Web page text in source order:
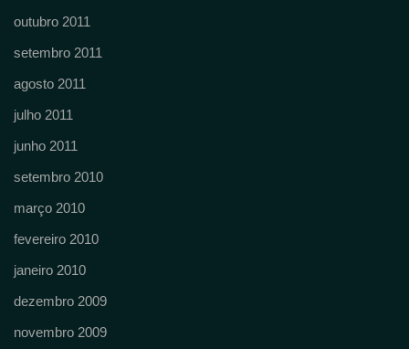
outubro 2011
setembro 2011
agosto 2011
julho 2011
junho 2011
setembro 2010
março 2010
fevereiro 2010
janeiro 2010
dezembro 2009
novembro 2009